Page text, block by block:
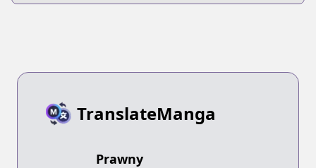
TranslateManga
Prawny